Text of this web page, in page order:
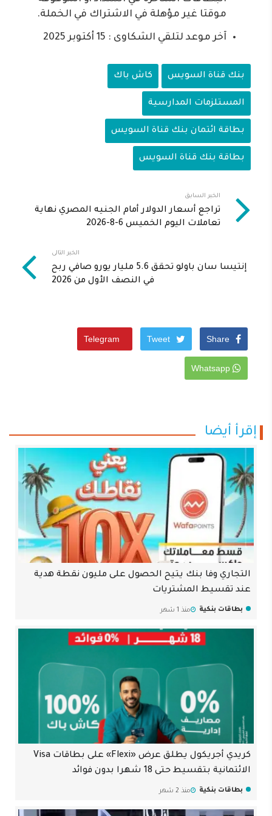
موقتا غير مؤهلة في الاشتراك في الخملة.
آخر موعد لتلقي الشكاوى : 15 أكتوبر 2025
بنك قناة السويس كاش باك
المستلزمات المدارسية
بطاقة ائتمان بنك قناة السويس
بطاقة بنك قناة السويس
الخبر السابق
تراجع أسعار الدولار أمام الجنيه المصري نهاية
تعاملات اليوم الخميس 6-8-2026
الخبر التالى
إنتيسا سان باولو تحقق 5.6 مليار يورو صافي ربح
في النصف الأول من 2026
إقرأ أيضا
التجاري وفا بنك يتيح الحصول على مليون نقطة هدية
عند تقسيط المشتريات
بطاقات بنكية منذ 1 شهر
كريدي أجريكول يطلق عرض «Flexi» على بطاقات Visa
الائتمانية بتقسيط حتى 18 شهرا بدون فوائد
بطاقات بنكية منذ 2 شهر